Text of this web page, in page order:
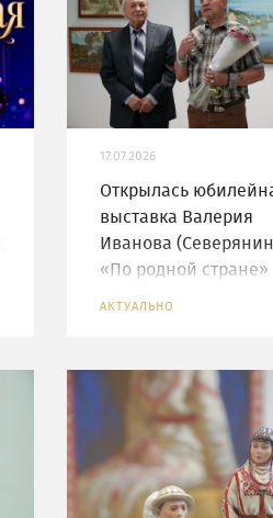
17.07.2026
Открылась
выставка Валерия
Иванова
«По родной стране»
АКТУАЛЬНО